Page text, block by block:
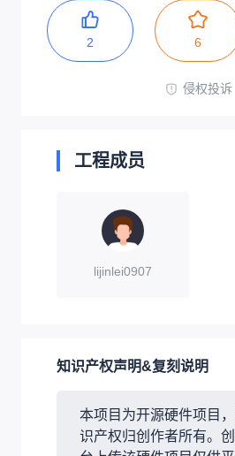
2 6
侵权投诉
工程成员
lijinlei0907
知识产权声明&复刻说明
本项目为开源硬件项目
识产权归创作者所有。